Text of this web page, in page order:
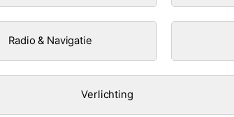
Radio & Navigatie
Verlichting